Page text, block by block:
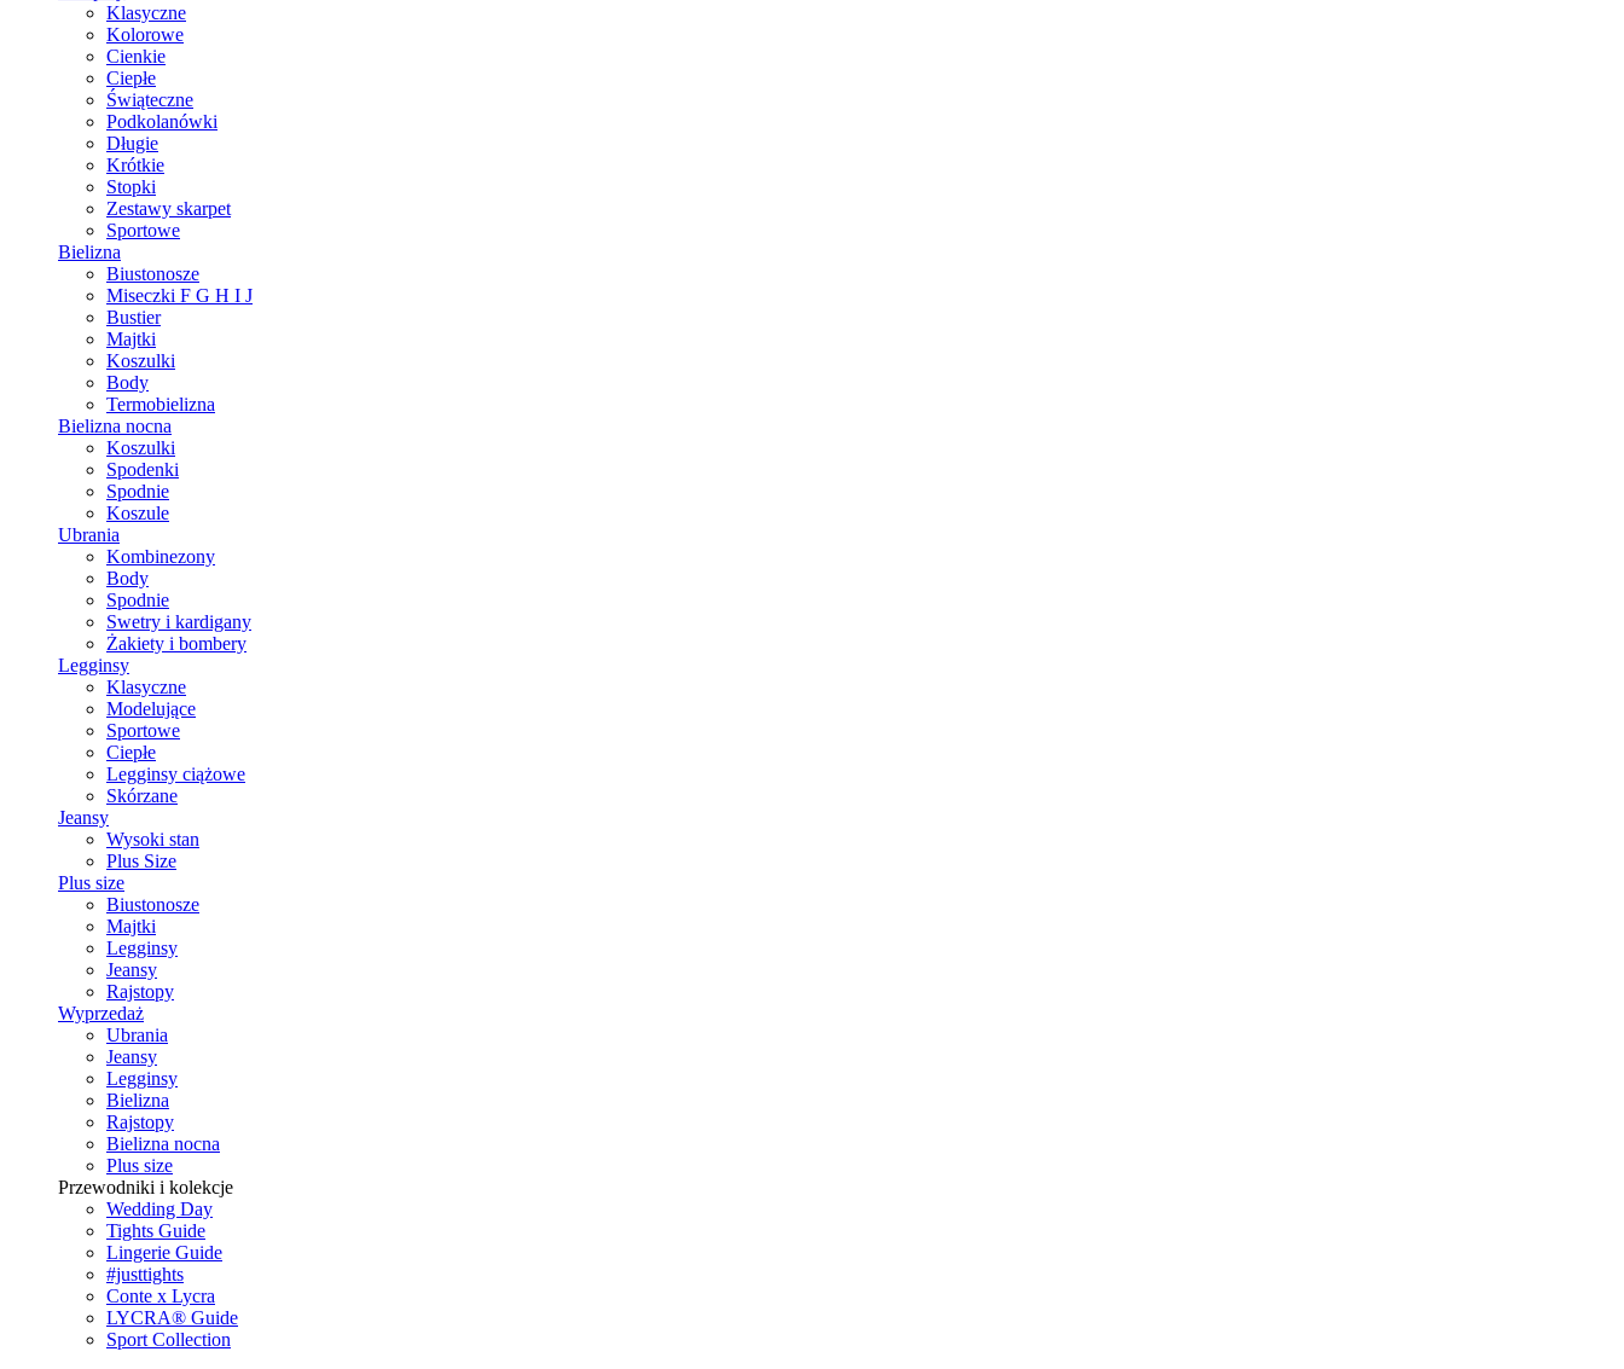
Klasyczne
Kolorowe
Cienkie
Ciepłe
Świąteczne
Podkolanówki
Długie
Krótkie
Stopki
Zestawy skarpet
Sportowe
Bielizna
Biustonosze
Miseczki F G H I J
Bustier
Majtki
Koszulki
Body
Termobielizna
Bielizna nocna
Koszulki
Spodenki
Spodnie
Koszule
Ubrania
Kombinezony
Body
Spodnie
Swetry i kardigany
Żakiety i bombery
Legginsy
Klasyczne
Modelujące
Sportowe
Ciepłe
Legginsy ciążowe
Skórzane
Jeansy
Wysoki stan
Plus Size
Plus size
Biustonosze
Majtki
Legginsy
Jeansy
Rajstopy
Wyprzedaż
Ubrania
Jeansy
Legginsy
Bielizna
Rajstopy
Bielizna nocna
Plus size
Przewodniki i kolekcje
Wedding Day
Tights Guide
Lingerie Guide
#justtights
Conte x Lycra
LYCRA® Guide
Sport Сollection